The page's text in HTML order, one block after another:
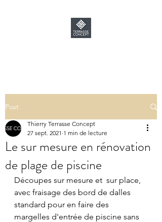
Post
Le sur mesure en rénovation
de plage de piscine
Thierry Terrasse Concept
27 sept. 2021 1 min de lecture
Découpes sur mesure et  sur place,
avec fraisage des bord de dalles
standard pour en faire des
margelles d'entrée de piscine sans